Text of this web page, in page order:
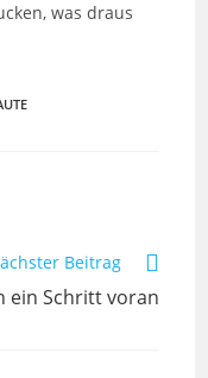
was draus
Beitrag
ein Schritt voran